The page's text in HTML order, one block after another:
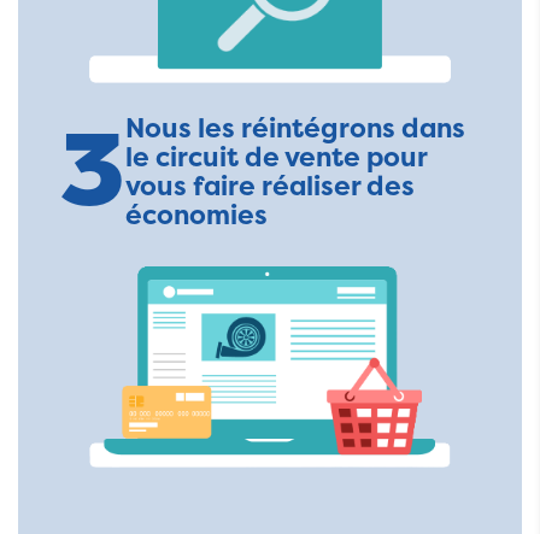
3Nous les réintégrons dans
le circuit de vente pour
vous faire réaliser des
économies